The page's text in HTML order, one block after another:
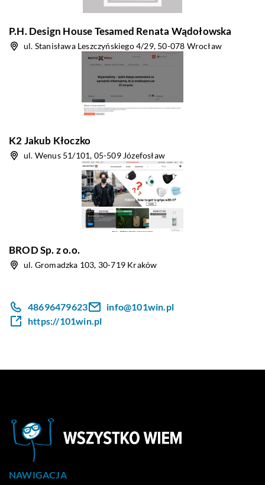
P.H. Design House Tesamed Renata Wądołowska
ul. Stanisława Leszczyńskiego 4/29, 50-078 Wrocław
K2 Jakub Kłoczko
ul. Wenus 51/101, 05-509 Józefosław
BROD Sp. z o.o.
ul. Gromadzka 103, 30-719 Kraków
48696479623
info@101win.pl
https://101win.pl
NAWIGACJA